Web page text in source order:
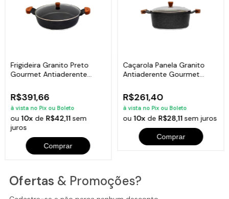
Frigideira Granito Preto
Gourmet Antiaderente
R$391,66
à vista no Pix ou Boleto
ou10x de R$42,11sem
juros
Comprar
Caçarola Panela Granito
Antiaderente Gourmet
R$261,40
à vista no Pix ou Boleto
ou10x de R$28,11sem juros
Comprar
Ofertas & Promoções?